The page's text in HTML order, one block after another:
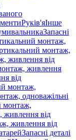
Руків'яІнше
Запасні
монтаж,
монтаж,
живлення від
живлення
від
монтаж,
одноважільні
монтаж,
живлення від
живлення від
Запасні деталі